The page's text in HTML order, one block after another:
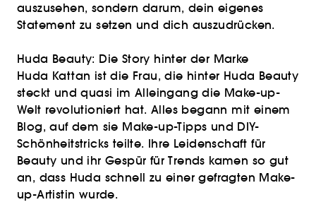
auszusehen, sondern darum, dein eigenes
Statement zu setzen und dich auszudrücken.
Huda Beauty: Die Story hinter der Marke
Huda Kattan ist die Frau, die hinter Huda Beauty
steckt und quasi im Alleingang die Make-up-
Welt revolutioniert hat. Alles begann mit einem
Blog, auf dem sie Make-up-Tipps und DIY-
Schönheitstricks teilte. Ihre Leidenschaft für
Beauty und ihr Gespür für Trends kamen so gut
an, dass Huda schnell zu einer gefragten Make-
up-Artistin wurde.